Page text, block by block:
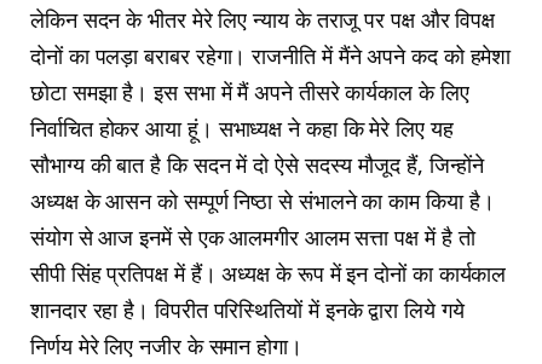
लेकिन सदन के भीतर मेरे लिए न्याय के तराजू पर पक्ष और विपक्ष
दोनों का पलड़ा बराबर रहेगा। राजनीति में मैंने अपने कद को हमेशा
छोटा समझा है। इस सभा में मैं अपने तीसरे कार्यकाल के लिए
निर्वाचित होकर आया हूं। सभाध्यक्ष ने कहा कि मेरे लिए यह
सौभाग्य की बात है कि सदन में दो ऐसे सदस्य मौजूद हैं, जिन्होंने
अध्यक्ष के आसन को सम्पूर्ण निष्ठा से संभालने का काम किया है।
संयोग से आज इनमें से एक आलमगीर आलम सत्ता पक्ष में है तो
सीपी सिंह प्रतिपक्ष में हैं। अध्यक्ष के रूप में इन दोनों का कार्यकाल
शानदार रहा है। विपरीत परिस्थितियों में इनके द्वारा लिये गये
निर्णय मेरे लिए नजीर के समान होगा।